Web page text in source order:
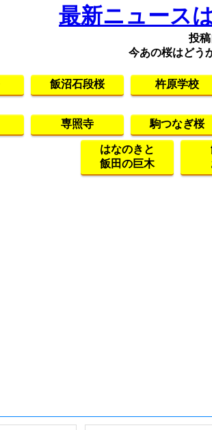
最新ニュース
投稿
今あの桜はどう
飯沼石段桜 杵原学校
専照寺 駒つなぎ桜
はなのきと
飯田の巨木